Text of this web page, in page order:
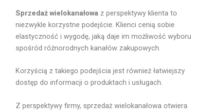
Sprzedaż wielokanałowa z perspektywy klienta to
niezwykle korzystne podejście. Klienci cenią sobie
elastyczność i wygodę, jaką daje im możliwość wyboru
spośród różnorodnych kanałów zakupowych.
Korzyścią z takiego podejścia jest również łatwiejszy
dostęp do informacji o produktach i usługach.
Z perspektywy firmy, sprzedaż wielokanałowa otwiera